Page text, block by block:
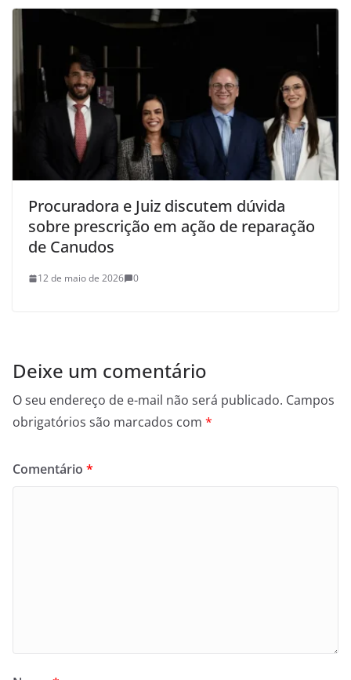
Procuradora e Juiz discutem dúvida
sobre prescrição em ação de reparação
de Canudos
12 de maio de 2026 0
Deixe um comentário
O seu endereço de e-mail não será publicado. Campos
obrigatórios são marcados com *
Comentário *